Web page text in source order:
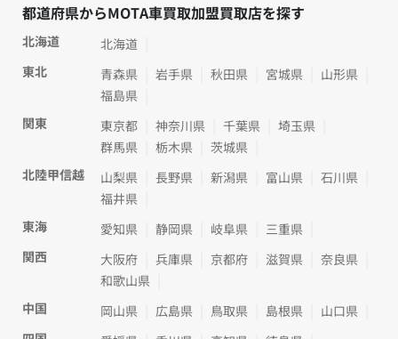
都道府県からMOTA車買取加盟買取店を探す
北海道
北海道
東北
青森県 岩手県 秋田県 宮城県
山形県
福島県
関東
東京都 神奈川県 千葉県
埼玉県
群馬県
栃木県
茨城県
北陸甲信越
山梨県 長野県 新潟県 富山県
石川県
福井県
東海
愛知県 静岡県 岐阜県
三重県
関西
大阪府 兵庫県 京都府 滋賀県
奈良県
和歌山県
中国
岡山県 広島県 鳥取県 島根県
山口県